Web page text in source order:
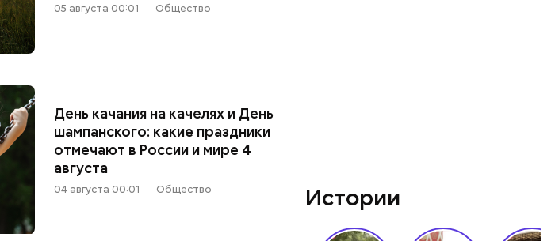
05 августа 00:01 Общество
День качания на качелях и День
шампанского: какие праздники
отмечают в России и мире 4
августа
04 августа 00:01 Общество Истории